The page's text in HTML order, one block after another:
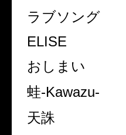
ラブソング
ELISE
おしまい
蛙-Kawazu-
天誅